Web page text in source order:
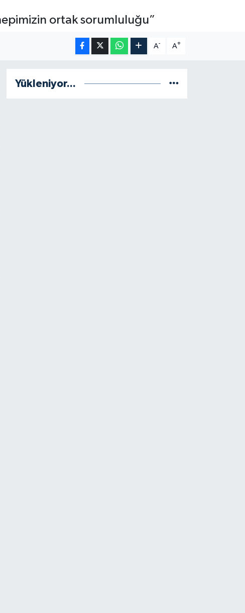
ortak sorumluluğu”
A- A+
Yükleniyor...